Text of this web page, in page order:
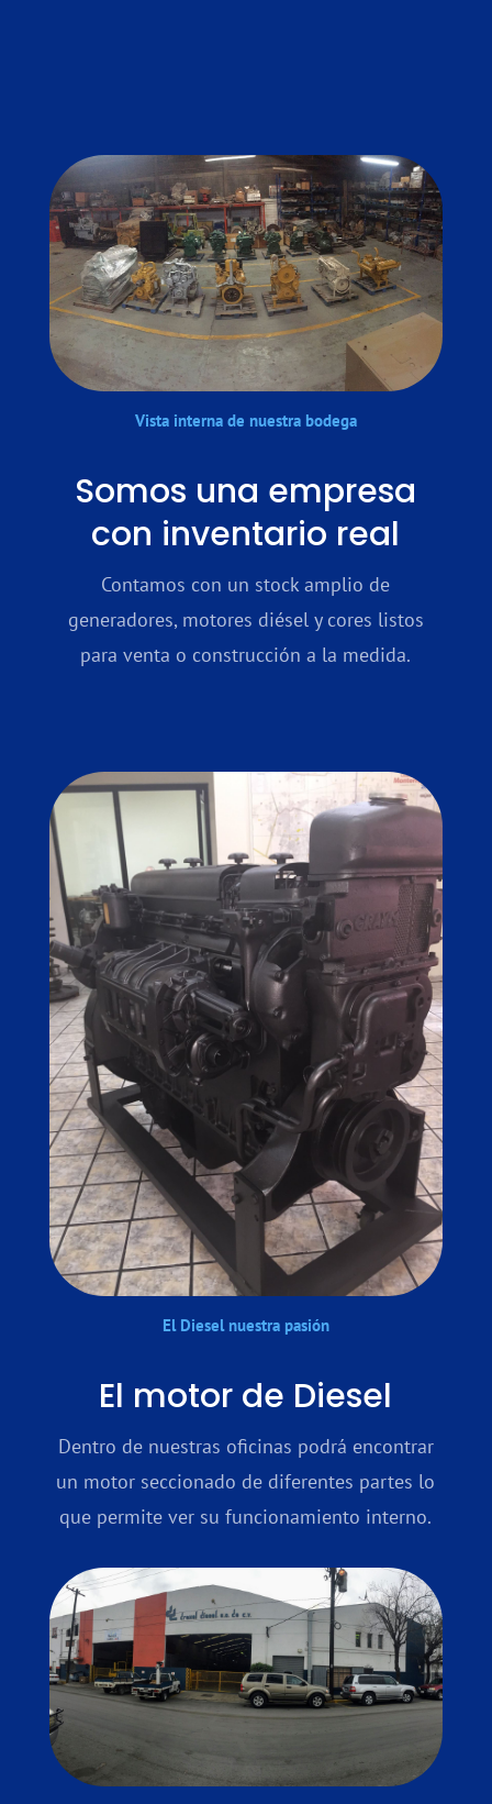
Vista interna de nuestra bodega
Somos una empresa
con inventario real
Contamos con un stock amplio de
generadores, motores diésel y cores listos
para venta o construcción a la medida.
El Diesel nuestra pasión
El motor de Diesel
Dentro de nuestras oficinas podrá encontrar
un motor seccionado de diferentes partes lo
que permite ver su funcionamiento interno.